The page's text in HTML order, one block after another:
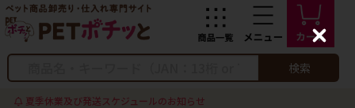
検索
夏季休業及び発送スケジュールのお知らせ
C
l
s